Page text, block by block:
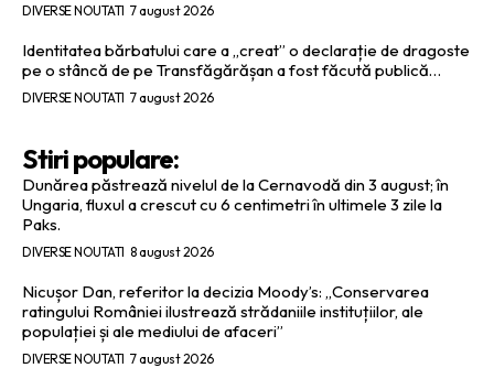
DIVERSE NOUTATI 7 august 2026
Identitatea bărbatului care a „creat” o declarație de dragoste
pe o stâncă de pe Transfăgărășan a fost făcută publică…
DIVERSE NOUTATI 7 august 2026
Stiri populare:
Dunărea păstrează nivelul de la Cernavodă din 3 august; în
Ungaria, fluxul a crescut cu 6 centimetri în ultimele 3 zile la
Paks.
DIVERSE NOUTATI 8 august 2026
Nicușor Dan, referitor la decizia Moody’s: „Conservarea
ratingului României ilustrează strădaniile instituțiilor, ale
populației și ale mediului de afaceri”
DIVERSE NOUTATI 7 august 2026